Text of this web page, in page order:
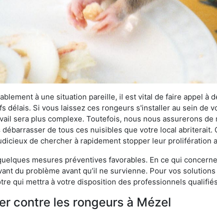
à une situation pareille, il est vital de faire appel à
délais. Si vous laissez ces rongeurs s'installer au sein de
sera plus complexe. Toutefois, nous nous assurerons
de tous ces nuisibles que votre local abriterait.
de chercher à rapidement stopper leur prolifération
mesures préventives favorables. En ce qui
du problème avant qu’il ne survienne. Pour vos
qui mettra à votre disposition des professionnels
contre les rongeurs à Mézel